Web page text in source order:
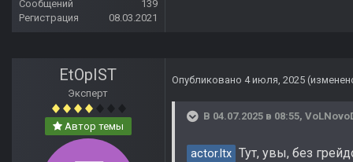
Сообщений
139
Регистрация
08.03.2021
EtOpIST
Эксперт
Автор темы
Опубликовано 4 июля, 2025
В 04.07.2025 в 08:55,
actor.ltx Тут, увы, без